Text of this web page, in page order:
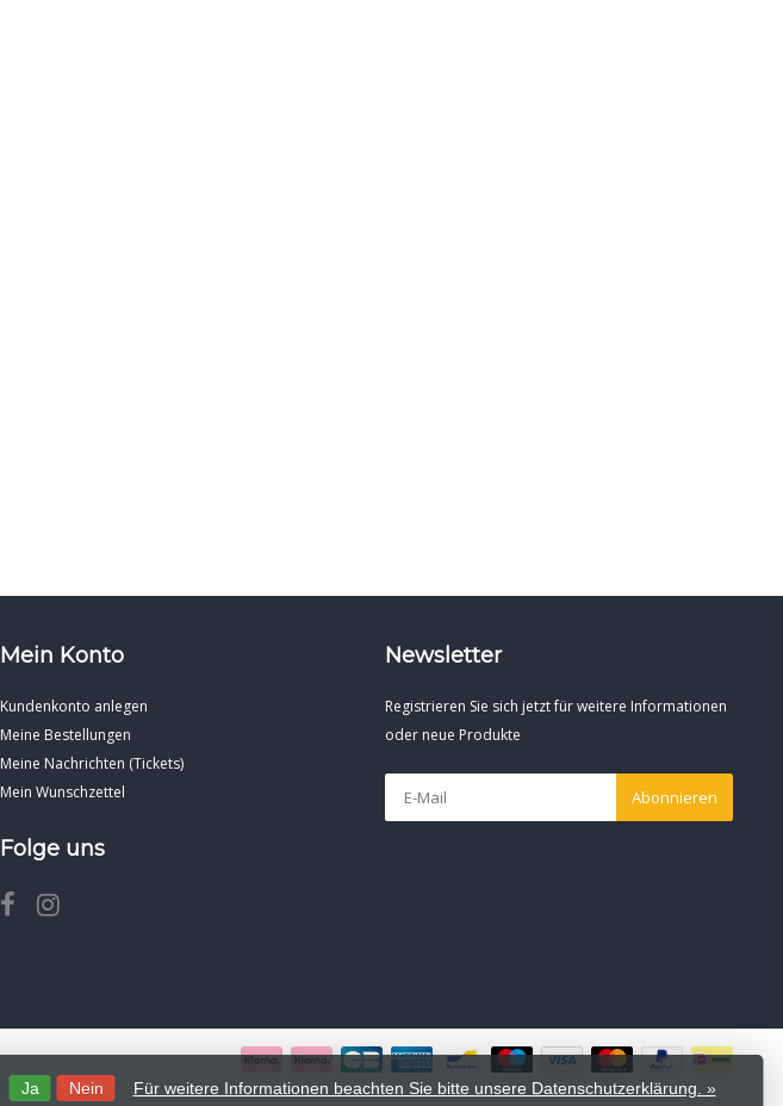
Mein Konto
Kundenkonto anlegen
Meine Bestellungen
Meine Nachrichten (Tickets)
Mein Wunschzettel
Folge uns
Newsletter
Registrieren Sie sich jetzt für weitere Informationen
oder neue Produkte
Abonnieren
Ja Nein Für weitere Informationen beachten Sie bitte unsere Datenschutzerklärung. »